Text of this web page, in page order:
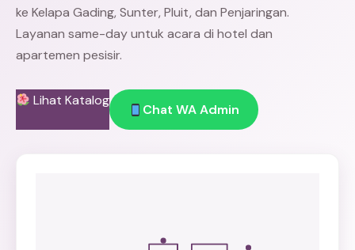
ke Kelapa Gading, Sunter, Pluit, dan Penjaringan.
Layanan same-day untuk acara di hotel dan
apartemen pesisir.
Lihat Katalog
Chat WA Admin